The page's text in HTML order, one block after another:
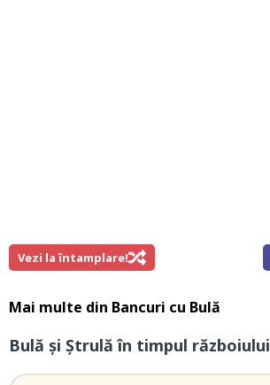
Vezi la întamplare!
Mai multe din Bancuri cu Bulă
Bulă şi Ştrulă în timpul războiului